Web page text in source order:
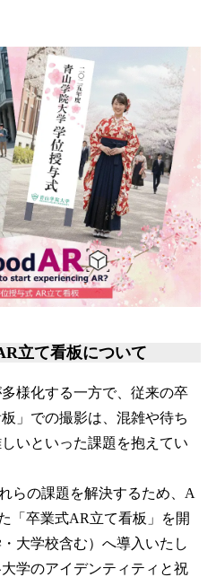
立て看板について
様化する一方で、従来の卒
」での撮影は、混雑や待ち
いといった課題を抱えてい
らの課題を解決するため、A
「卒業式AR立て看板」を開
大学校含む）へ導入いたし
学のアイデンティティと祝